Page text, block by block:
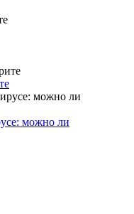
можно ли